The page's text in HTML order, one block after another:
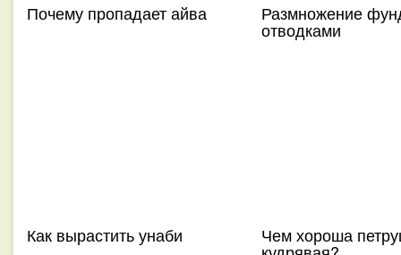
Почему пропадает айва Размножение
отводками
Как вырастить унаби Чем хороша